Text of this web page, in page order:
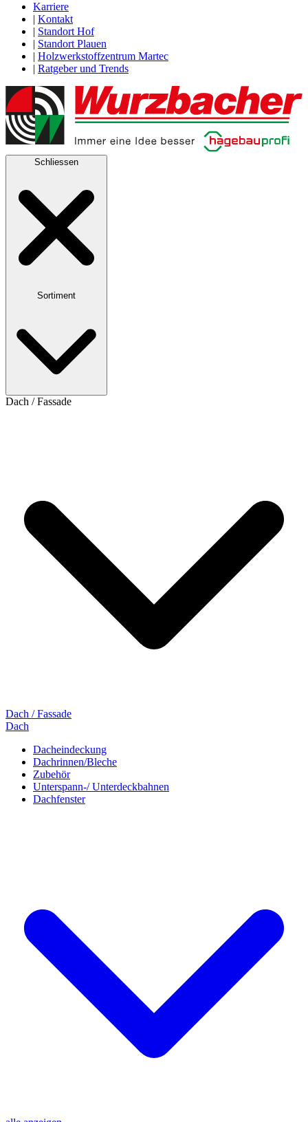
Karriere
| Kontakt
| Standort Hof
| Standort Plauen
| Holzwerkstoffzentrum Martec
| Ratgeber und Trends
Schliessen
Sortiment
Dach / Fassade
Dach / Fassade
Dach
Dacheindeckung
Dachrinnen/Bleche
Zubehör
Unterspann-/ Unterdeckbahnen
Dachfenster